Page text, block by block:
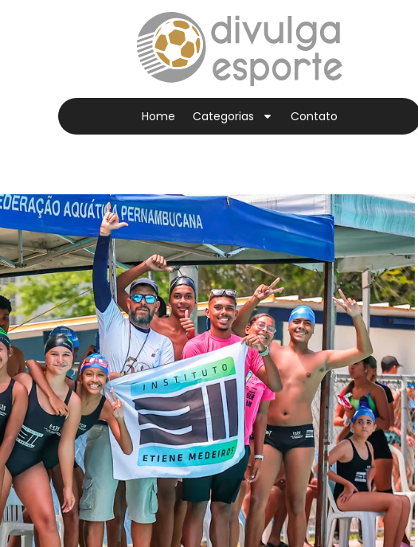
Home Categorias Contato